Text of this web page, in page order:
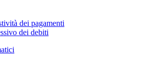
dei pagamenti
dei debiti